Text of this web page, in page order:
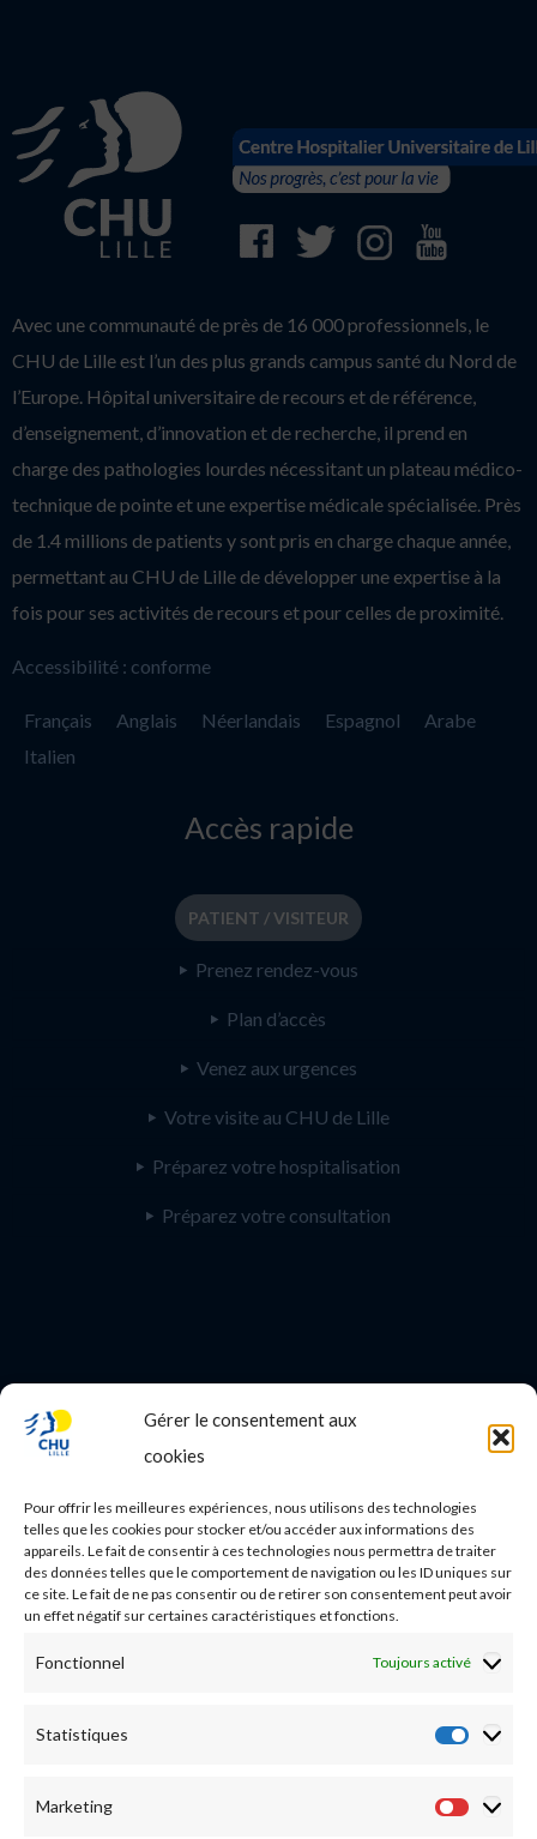
Gérer le consentement aux
cookies
Pour offrir les meilleures expériences, nous utilisons des technologies
telles que les cookies pour stocker et/ou accéder aux informations des
appareils. Le fait de consentir à ces technologies nous permettra de traiter
des données telles que le comportement de navigation ou les ID uniques sur
ce site. Le fait de ne pas consentir ou de retirer son consentement peut avoir
un effet négatif sur certaines caractéristiques et fonctions.
Fonctionnel Toujours activé
Statistiques
Marketing
Avec une communauté de près de 16 000 professionnels, le
CHU de Lille est l’un des plus grands campus santé du Nord de
l’Europe. Hôpital universitaire de recours et de référence,
d’enseignement, d’innovation et de recherche, il prend en
charge des pathologies lourdes nécessitant un plateau médico-
technique de pointe et une expertise médicale spécialisée. Près
de 1.4 millions de patients y sont pris en charge chaque année,
permettant au CHU de Lille de développer une expertise à la
fois pour ses activités de recours et pour celles de proximité.
Accessibilité : conforme
Français Anglais Néerlandais Espagnol
Arabe
Italien
Accès rapide
PATIENT / VISITEUR
Prenez rendez-vous
Plan d’accès
Venez aux urgences
Votre visite au CHU de Lille
Préparez votre hospitalisation
Préparez votre consultation
PROFESSIONNEL DE SANTE
Nos essais cliniques
Ecoles paramédicales